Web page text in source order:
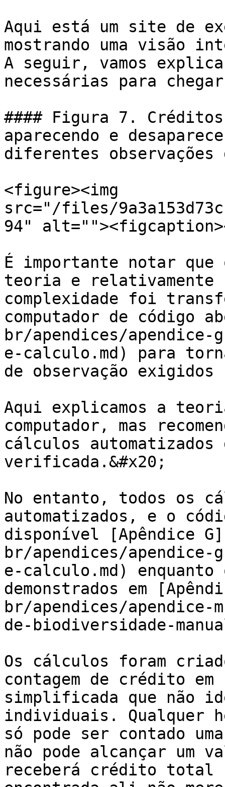
Aqui está um site de
mostrando uma visão
A seguir, vamos
necessárias para
#### Figura 7.
aparecendo e
diferentes observações
<figure><img
src="/files/
94"
É importante notar
teoria e relativamente
complexidade foi
computador de código
br/apendices/apendice-
e-calculo.md) para
de observação
Aqui explicamos a
computador, mas
cálculos automatizados
verificada.&#x20;
No entanto, todos os
automatizados, e o
disponível [Apêndice
br/apendices/apendice-
e-calculo.md)
demonstrados em
br/apendices/apendice-
de-biodiversidade-
Os cálculos foram
contagem de crédito em
simplificada que não
individuais. Qualquer
só pode ser contado
não pode alcançar um
receberá crédito total